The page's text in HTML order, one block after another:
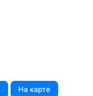
На карте